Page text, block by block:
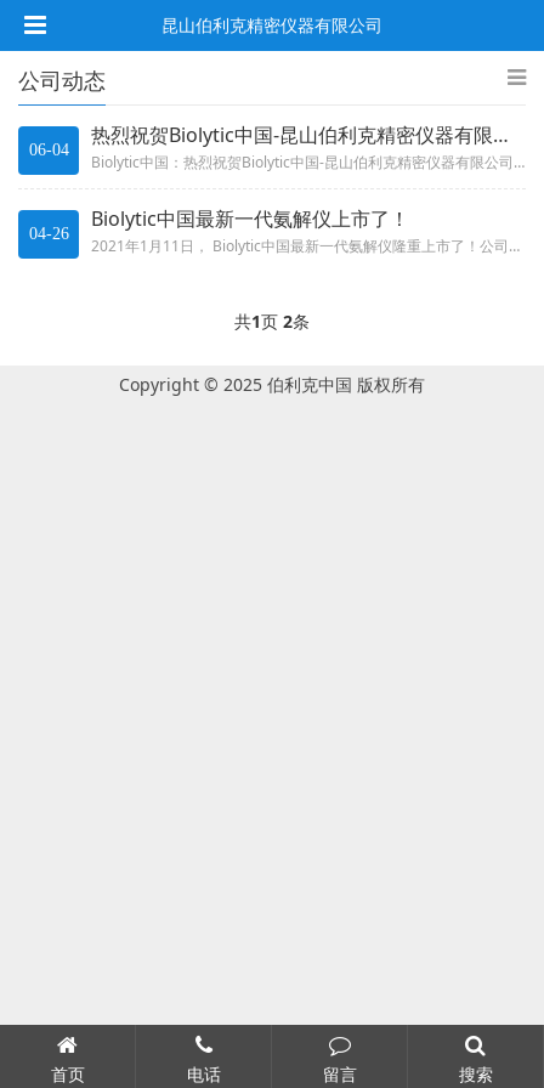
昆山伯利克精密仪器有限公司
公司动态
06-04
热烈祝贺Biolytic中国-昆山伯利克精密仪器有限公司DNA合成仪中标深圳大学项目
Biolytic中国：热烈祝贺Biolytic中国-昆山伯利克精密仪器有限公司DNA合成仪中标深圳大学项目热烈祝贺Bio...
04-26
Biolytic中国最新一代氨解仪上市了！
2021年1月11日， Biolytic中国最新一代氨解仪隆重上市了！公司新推出氨解仪与前一代产品相比较，将有以下优点：...
共1页 2条
Copyright © 2025 伯利克中国 版权所有
首页 电话 留言 搜索